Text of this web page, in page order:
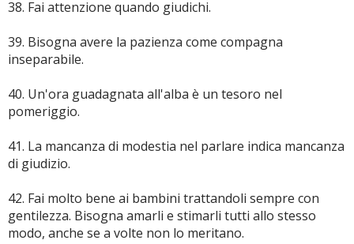
38. Fai attenzione quando giudichi.
39. Bisogna avere la pazienza come compagna
inseparabile.
40. Un'ora guadagnata all'alba è un tesoro nel
pomeriggio.
41. La mancanza di modestia nel parlare indica mancanza
di giudizio.
42. Fai molto bene ai bambini trattandoli sempre con
gentilezza. Bisogna amarli e stimarli tutti allo stesso
modo, anche se a volte non lo meritano.